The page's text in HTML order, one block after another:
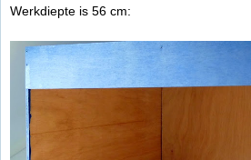
Werkdiepte is 56 cm: